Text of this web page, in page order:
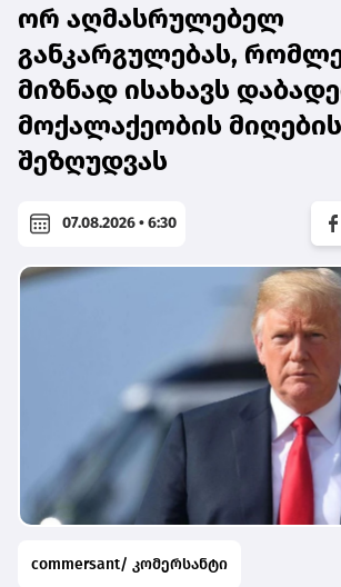
ორ აღმასრულებელ
განკარგულებას,
მიზნად ისახავს
მოქალაქეობის
შეზღუდვას
07.08.2026 • 6:30
commersant/ კომერსანტი